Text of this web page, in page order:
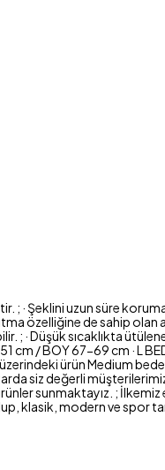
; · Şeklini uzun süre
özelliğine de sahip olan
; · Düşük sıcaklıkta
cm / BOY 67-69 cm · L
ürün Medium
siz değerli
sunmaktayız. ; İlkemiz
klasik, modern ve spor